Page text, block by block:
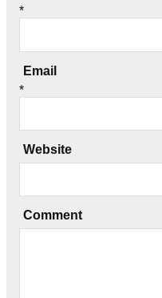
*
Email
*
Website
Comment